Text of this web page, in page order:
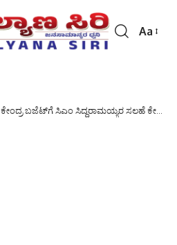
Font
Aa
ಕೇಂದ್ರ ಬಜೆಟ್‌ಗೆ ಸಿಎಂ ಸಿದ್ದರಾಮಯ್ಯರ ಸಲಹೆ ಕೇಳಿದ ಸಚಿವೆನಿರ್ಮಲಾ ಸೀತಾರಾಮನ್